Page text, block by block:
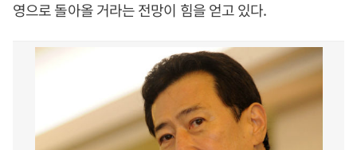
영으로 돌아올 거라는 전망이 힘을 얻고 있다.